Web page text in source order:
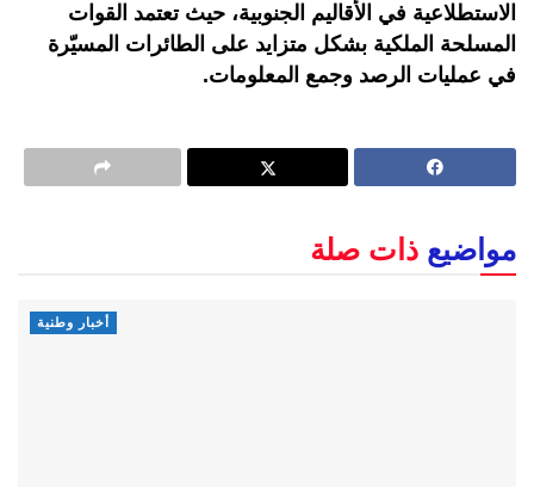
الاستطلاعية في الأقاليم الجنوبية، حيث تعتمد القوات
المسلحة الملكية بشكل متزايد على الطائرات المسيّرة
في عمليات الرصد وجمع المعلومات.
مواضيع ذات صلة
أخبار وطنية